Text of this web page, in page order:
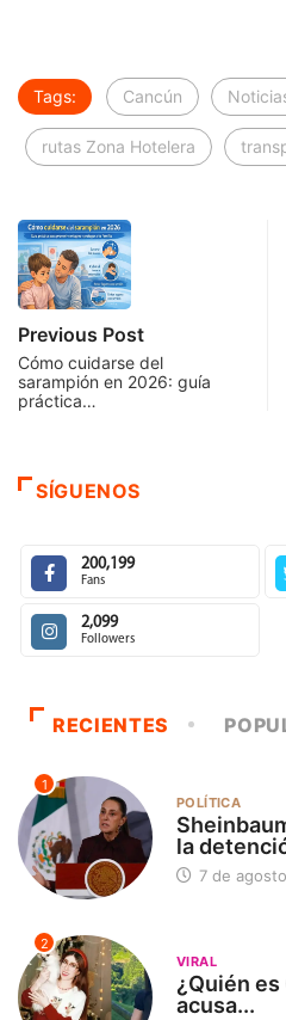
Tags: Cancún
rutas Zona Hotelera
Previous Post
Cómo cuidarse del
sarampión en 2026: guía
práctica…
SÍGUENOS
200,199
Fans
2,099
Followers
RECIENTES
1
POLÍTICA
la
7 de
2
VIRAL
¿Quién
acusa...